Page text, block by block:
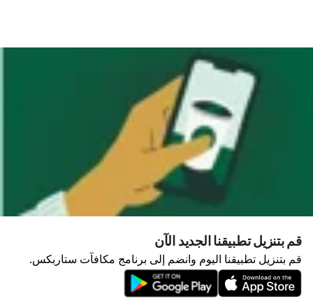
قم بتنزيل تطبيقنا الجديد الآن
قم بتنزيل تطبيقنا اليوم وانضم إلى برنامج مكافآت ستاربكس.